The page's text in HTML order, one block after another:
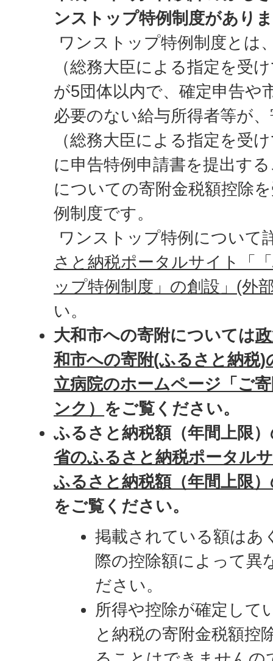
ンストップ特例制度があり
ワンストップ特例制度とは
（総務大臣による指定を受
が5団体以内で、確定申告や
必要のない給与所得者等が
（総務大臣による指定を受
に申告特例申請書を提出す
についての寄附金税額控除
例制度です。
ワンストップ特例について
さと納税ポータルサイト「
ップ特例制度」の創設」(外
い。
大和市への寄附については
和市への寄附(ふるさと納税)
立病院のホームページ「ご
ンク） をご覧ください。
ふるさと納税額（年間上限
省のふるさと納税ポータル
ふるさと納税額（年間上限
をご覧ください。
掲載されている額はあ
際の控除額によって異
ださい。
所得や控除が確定して
と納税の寄附金税額控